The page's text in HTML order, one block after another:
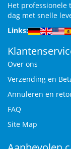
Het professionele
dag met snelle
Links:
Over ons
Verzending en
Annuleren en
FAQ
Site Map